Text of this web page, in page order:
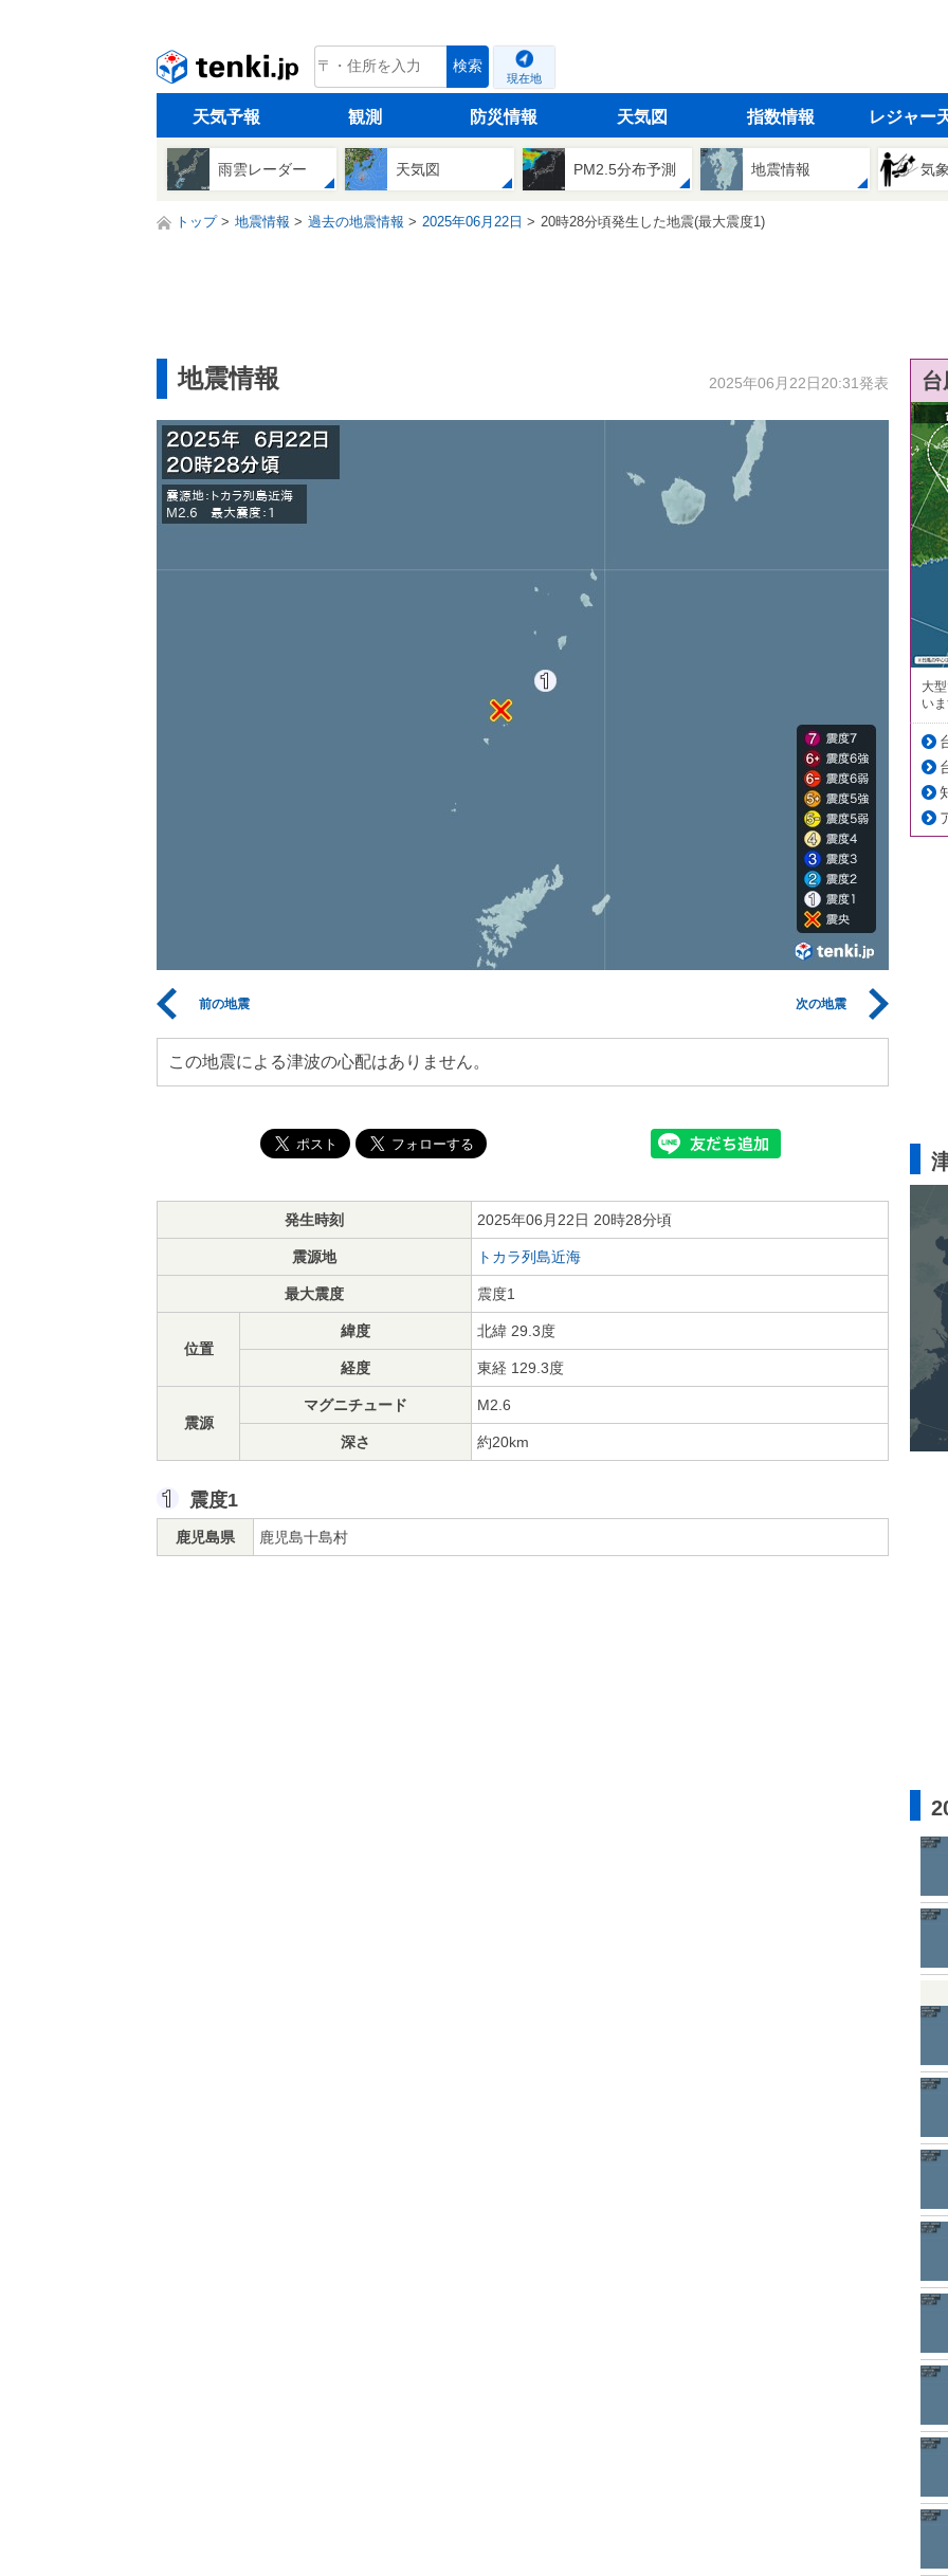
tenki.jp 検索
現在地
天気予報 観測 防災情報 天気図 指数情報 レジャー
雨雲レーダー 天気図 PM2.5分布予測 地震情報 気
トップ 地震情報 過去の地震情報 2025年06月22日 20時28分頃発生した地震(最大震度1)
地震情報 2025年06月22日20:31発表
前の地震 次の地震
この地震による津波の心配はありません。
発生時刻 2025年06月22日 20時28分頃
震源地 トカラ列島近海
最大震度 震度1
位置
緯度 北緯 29.3度
経度 東経 129.3度
震源
マグニチュード M2.6
深さ 約20km
震度1
鹿児島県 鹿児島十島村
大
い